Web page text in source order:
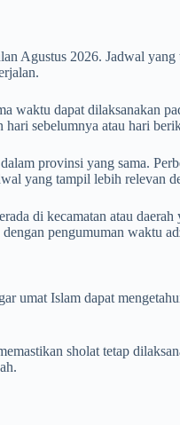
Agustus 2026. Jadwal yang
dapat dilaksanakan
sebelumnya atau hari
provinsi yang sama.
yang tampil lebih relevan
di kecamatan atau
pengumuman waktu
umat Islam dapat
sholat tetap